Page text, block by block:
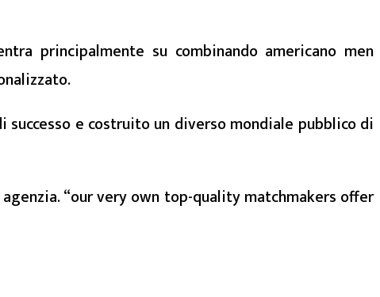
principalmente su combinando americano men
e costruito un diverso mondiale pubblico di
“our very own top-quality matchmakers offer